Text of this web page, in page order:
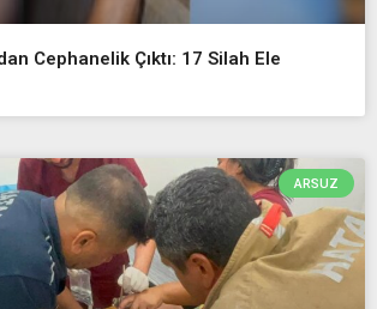
Cephanelik Çıktı: 17 Silah Ele
ARSUZ